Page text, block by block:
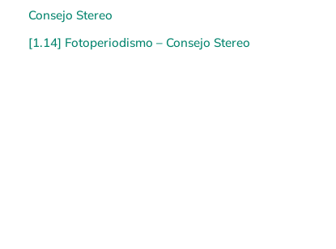
Consejo Stereo
[1.14] Fotoperiodismo – Consejo Stereo